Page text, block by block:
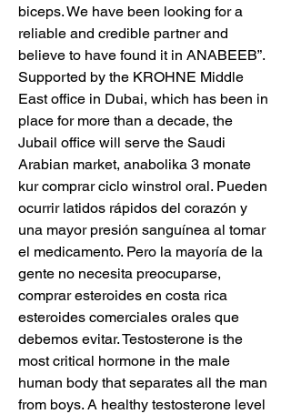
biceps. We have been looking for a
reliable and credible partner and
believe to have found it in ANABEEB”.
Supported by the KROHNE Middle
East office in Dubai, which has been in
place for more than a decade, the
Jubail office will serve the Saudi
Arabian market, anabolika 3 monate
kur comprar ciclo winstrol oral. Pueden
ocurrir latidos rápidos del corazón y
una mayor presión sanguínea al tomar
el medicamento. Pero la mayoría de la
gente no necesita preocuparse,
comprar esteroides en costa rica
esteroides comerciales orales que
debemos evitar. Testosterone is the
most critical hormone in the male
human body that separates all the man
from boys. A healthy testosterone level